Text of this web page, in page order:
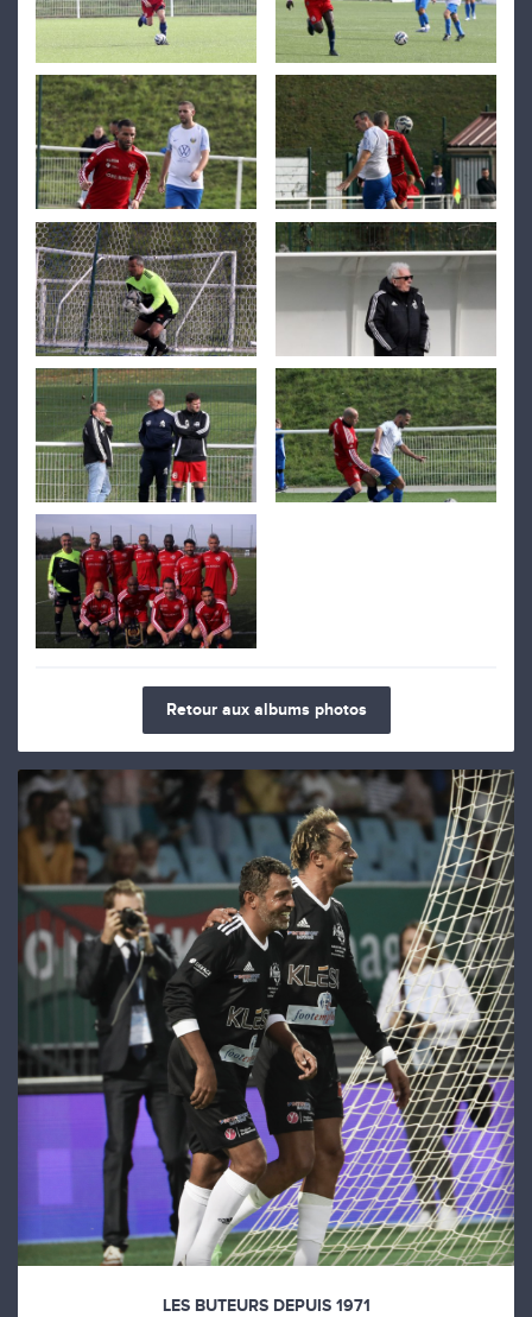
Retour aux albums photos
LES BUTEURS DEPUIS 1971